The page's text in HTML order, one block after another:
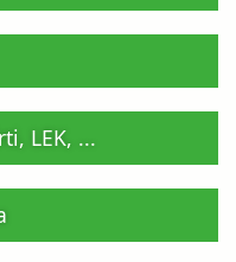
LEK, ...